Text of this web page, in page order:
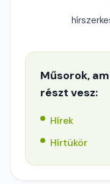
Műsorok,
részt vesz:
Hírek
Hírtükör